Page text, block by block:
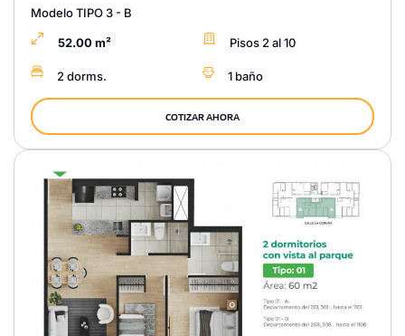
Modelo TIPO 3 - B
52.00 m² Pisos 2 al 10
2 dorms. 1 baño
COTIZAR AHORA